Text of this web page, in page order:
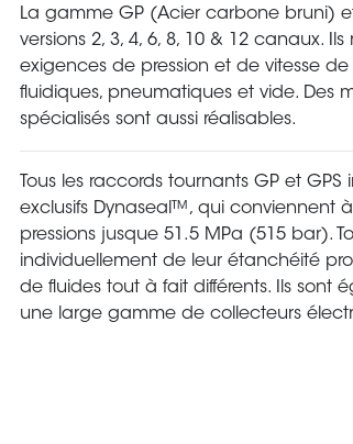
La gamme GP (Acier carbone bruni)
versions 2, 3, 4, 6, 8, 10 & 12 canaux.
exigences de pression et de vitesse
fluidiques, pneumatiques et vide. Des
spécialisés sont aussi réalisables.
Tous les raccords tournants GP et
exclusifs Dynaseal™, qui conviennent
pressions jusque 51.5 MPa (515 bar).
individuellement de leur étanchéité
de fluides tout à fait différents. Ils sont
une large gamme de collecteurs